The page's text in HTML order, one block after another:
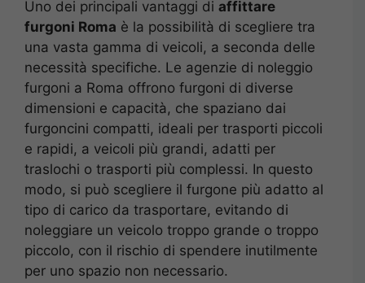
Uno dei principali vantaggi di affittare
furgoni Roma è la possibilità di scegliere tra
una vasta gamma di veicoli, a seconda delle
necessità specifiche. Le agenzie di noleggio
furgoni a Roma offrono furgoni di diverse
dimensioni e capacità, che spaziano dai
furgoncini compatti, ideali per trasporti piccoli
e rapidi, a veicoli più grandi, adatti per
traslochi o trasporti più complessi. In questo
modo, si può scegliere il furgone più adatto al
tipo di carico da trasportare, evitando di
noleggiare un veicolo troppo grande o troppo
piccolo, con il rischio di spendere inutilmente
per uno spazio non necessario.